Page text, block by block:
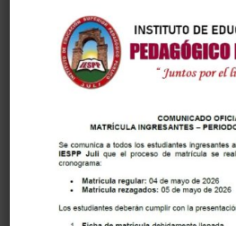
Tu dirección de correo
Los campos obligatorios están